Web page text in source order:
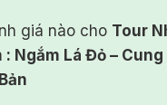
giá nào cho Tour
: Ngắm Lá Đỏ –